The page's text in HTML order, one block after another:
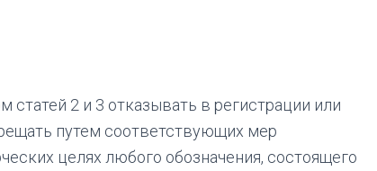
статей 2 и 3 отказывать в регистрации или
путем соответствующих мер
целях любого обозначения, состоящего